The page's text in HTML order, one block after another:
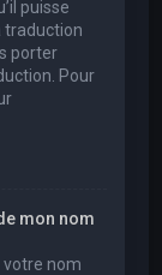
puisse
traduction
porter
Pour
mon nom
votre nom